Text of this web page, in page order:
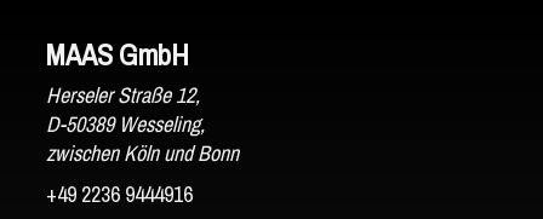
MAAS GmbH
Herseler Straße 12,
D-50389 Wesseling,
zwischen Köln und Bonn
+49 2236 9444916